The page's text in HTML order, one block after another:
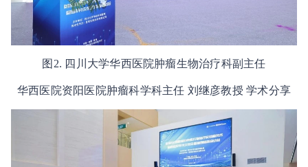
图2. 四川大学华西医院肿瘤生物治疗科副主任
华西医院资阳医院肿瘤科学科主任 刘继彦教授 学术分享